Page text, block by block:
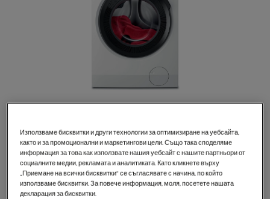
Кликнете, за да увеличите.
LWR71944B
Пералня със сушилня 7000
Кондензационна 9 kg
Използваме бисквитки и други технологии за оптимизиране на уебсайта,
както и за промоционални и маркетингови цели. Също така споделяме
информация за това как използвате нашия уебсайт с нашите партньори от
социалните медии, рекламата и аналитиката. Като кликнете върху
„Приемане на всички бисквитки“ се съгласявате с начина, по който
използваме бисквитки. За повече информация, моля, посетете нашата
декларация за бисквитки.